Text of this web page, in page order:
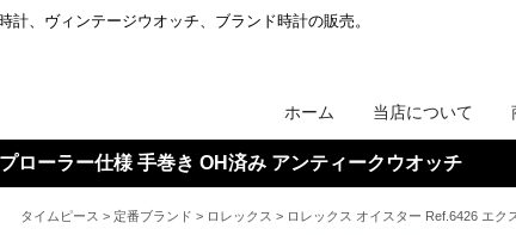
、ヴィンテージウオッチ、ブランド時計の販売。
ホーム 当店について
ローラー仕様 手巻き OH済み アンティークウオッチ
タイムピース > 定番ブランド > ロレックス > ロレックス オイスター Ref.6426 エク